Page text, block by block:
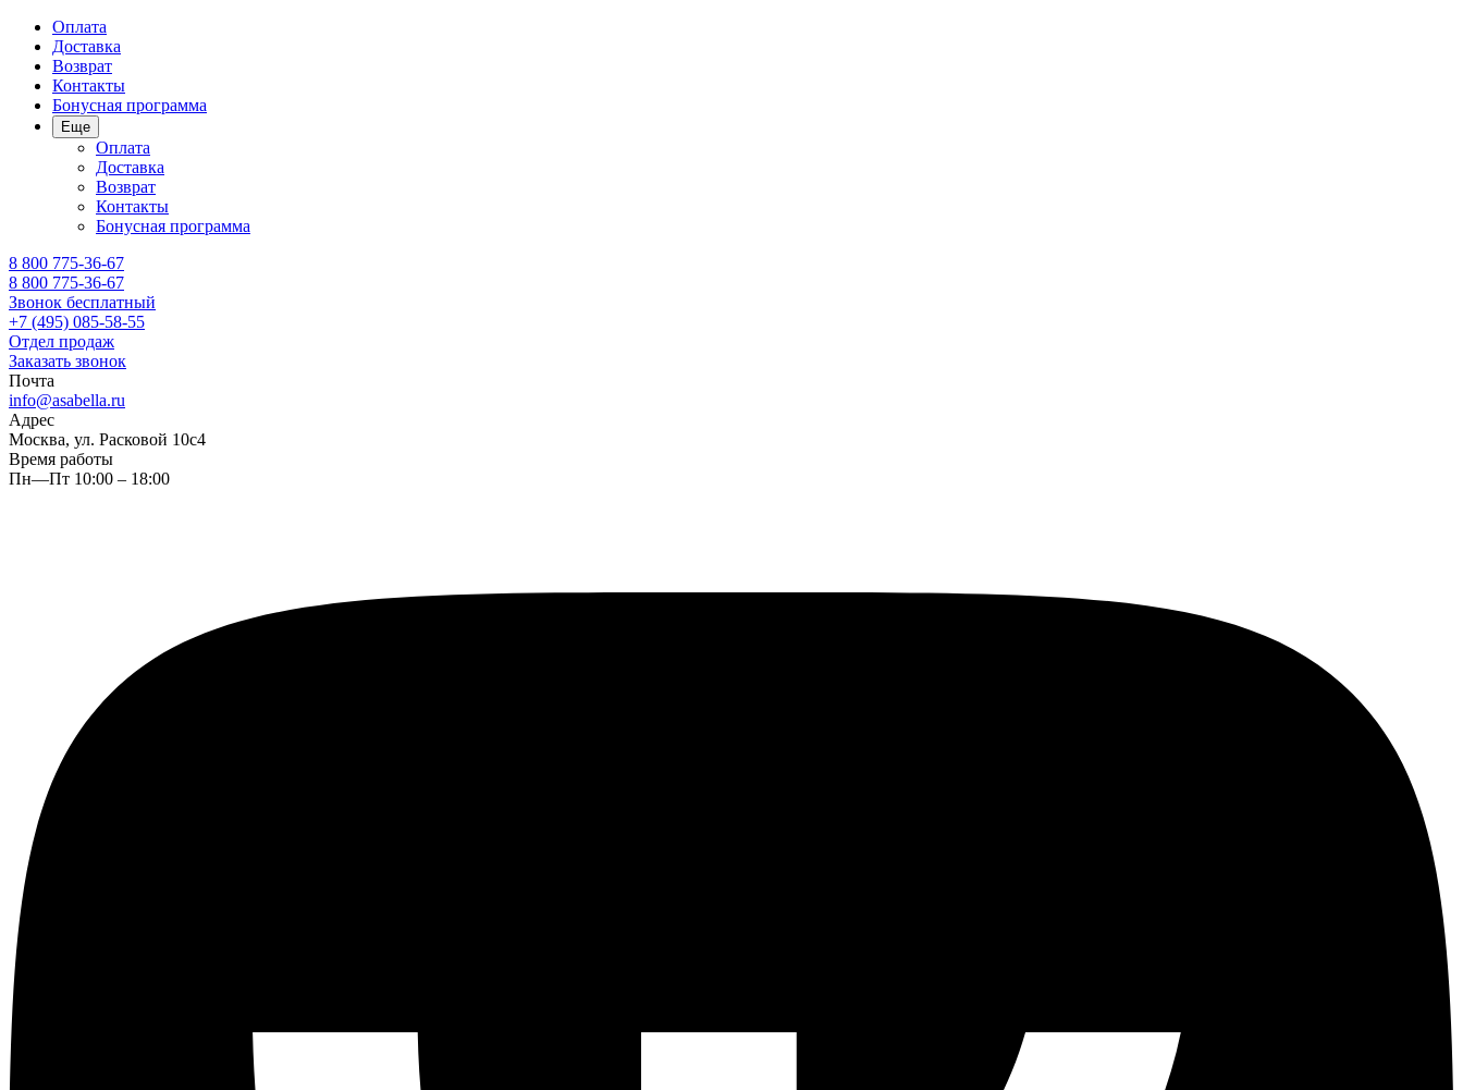
Оплата
Доставка
Возврат
Контакты
Бонусная программа
Еще
Оплата
Доставка
Возврат
Контакты
Бонусная программа
8 800 775-36-67
8 800 775-36-67
Звонок бесплатный
+7 (495) 085-58-55
Отдел продаж
Заказать звонок
Почта
info@asabella.ru
Адрес
Москва, ул. Расковой 10с4
Время работы
Пн—Пт 10:00 – 18:00